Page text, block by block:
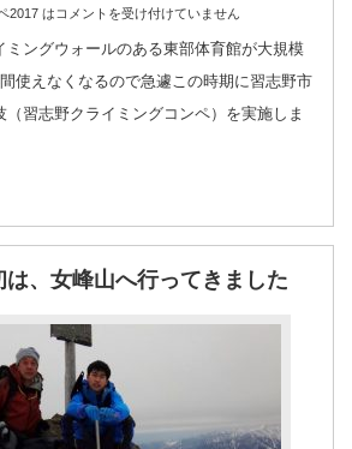
2017 は コメントを受け付けていません
ミングウォールのある東部体育館が大規模
使えなくなるので急遽この時期に習志野市
習志野クライミングコンペ）を実施しま
、女峰山へ行ってきました